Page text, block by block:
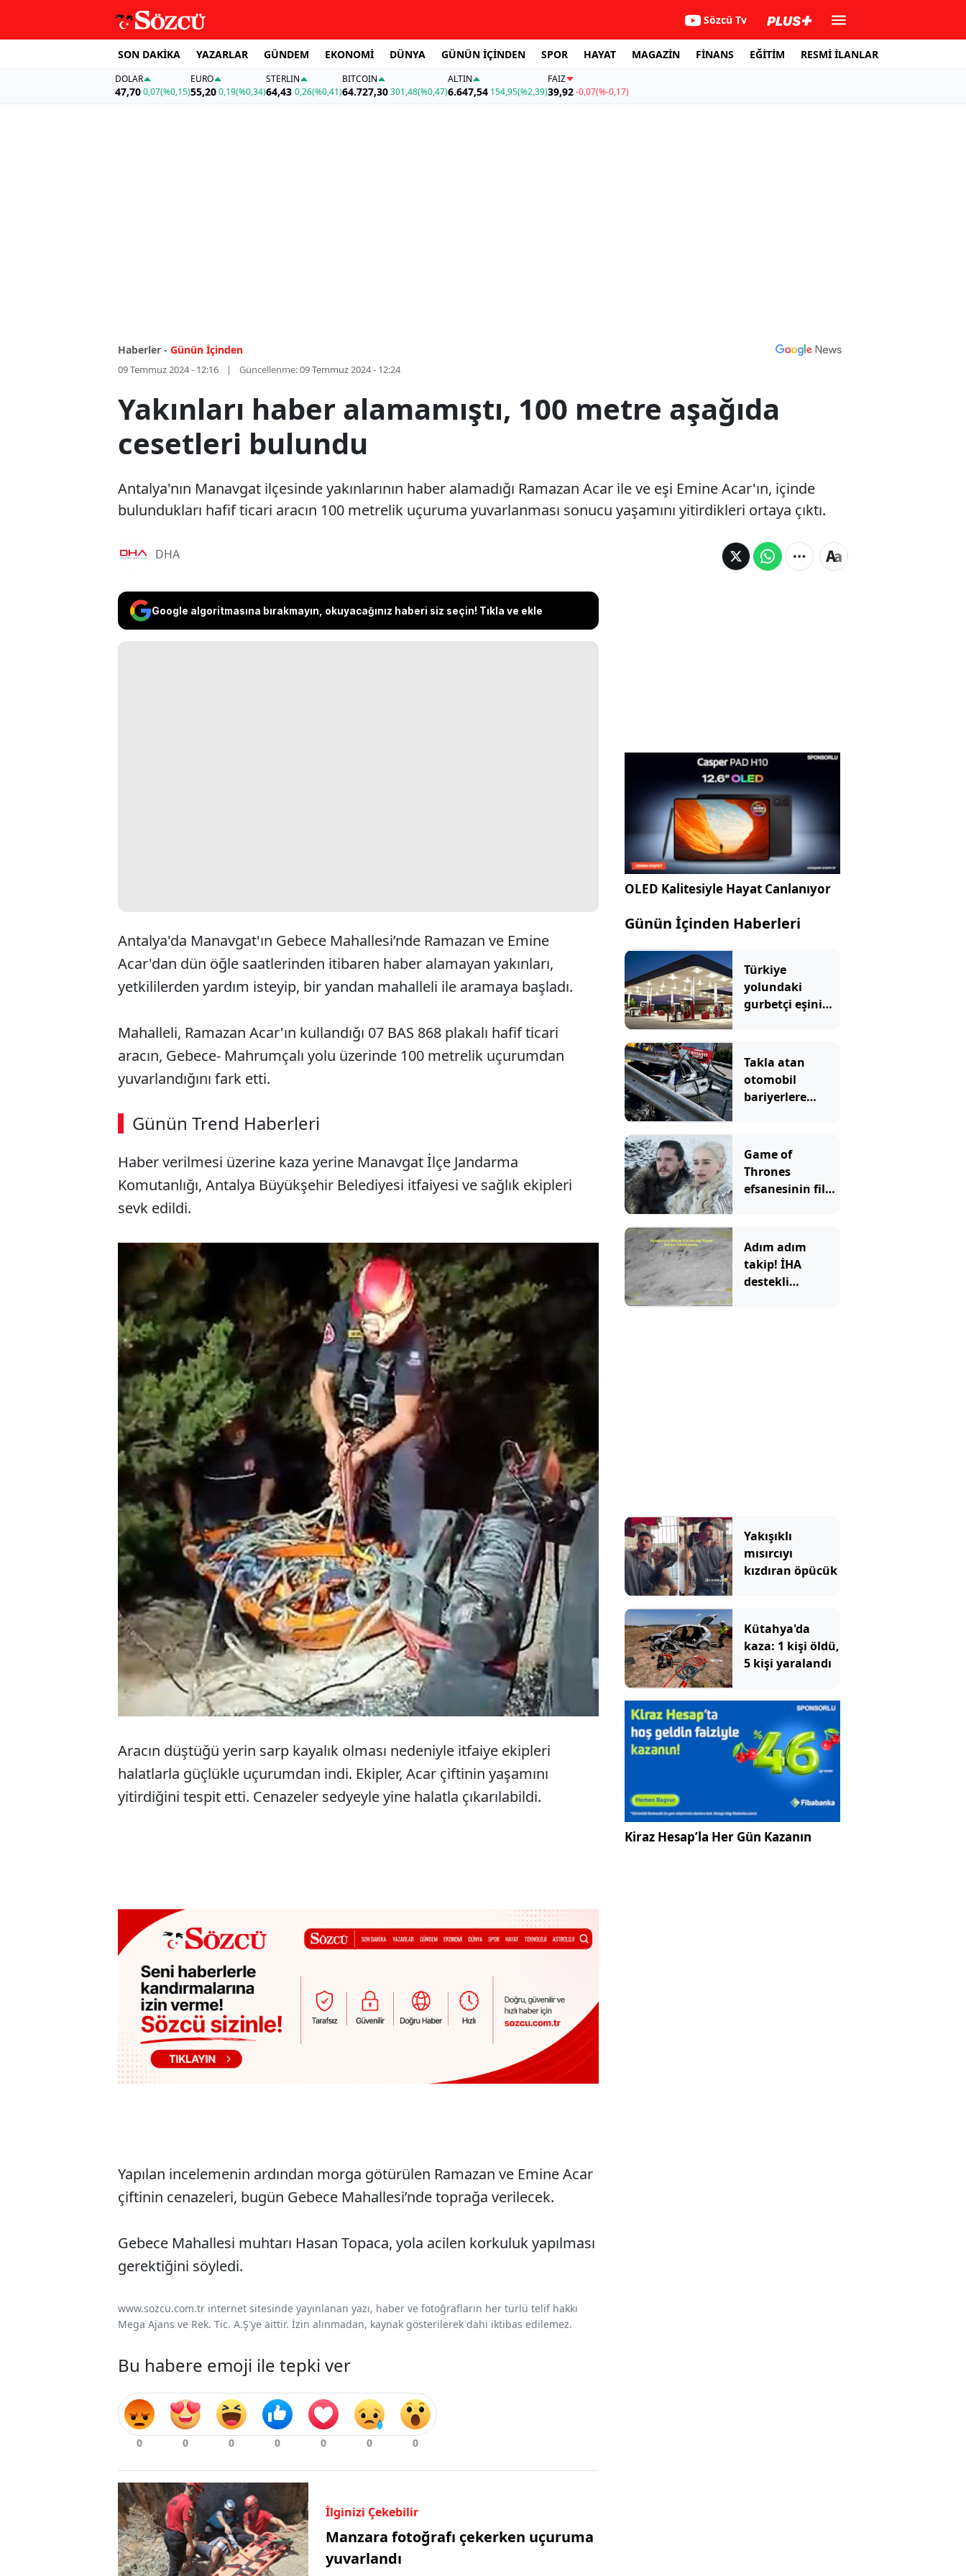
Sözcü Tv
SON DAKİKA YAZARLAR GÜNDEM EKONOMİ DÜNYA GÜNÜN İÇİNDEN SPOR HAYAT MAGAZİN FİNANS EĞİTİM RESMİ İLANLAR
DOLAR
47,700,07(%0,15)
EURO
55,20 0,19(%0,34)
STERLIN
64,43 0,26(%0,41)
BITCOIN
64.727,30301,48(%0,47)
ALTIN
6.647,54 154,95(%2,39)
FAİZ
39,92-0,07(%-0,17)
Haberler - Günün İçinden
09 Temmuz 2024 - 12:16 Güncellenme:09 Temmuz 2024 - 12:24
Yakınları haber alamamıştı, 100 metre aşağıda
cesetleri bulundu
Antalya'nın Manavgat ilçesinde yakınlarının haber alamadığı Ramazan Acar ile ve eşi Emine Acar'ın, içinde
bulundukları hafif ticari aracın 100 metrelik uçuruma yuvarlanması sonucu yaşamını yitirdikleri ortaya çıktı.
DHA
Google algoritmasına bırakmayın, okuyacağınız haberi siz seçin! Tıkla ve ekle
Antalya'da Manavgat'ın Gebece Mahallesi’nde Ramazan ve Emine
Acar'dan dün öğle saatlerinden itibaren haber alamayan yakınları,
yetkililerden yardım isteyip, bir yandan mahalleli ile aramaya başladı.
Mahalleli, Ramazan Acar'ın kullandığı 07 BAS 868 plakalı hafif ticari
aracın, Gebece- Mahrumçalı yolu üzerinde 100 metrelik uçurumdan
yuvarlandığını fark etti.
Günün Trend Haberleri
00:03 / 08:15
Haber verilmesi üzerine kaza yerine Manavgat İlçe Jandarma
Komutanlığı, Antalya Büyükşehir Belediyesi itfaiyesi ve sağlık ekipleri
sevk edildi.
Aracın düştüğü yerin sarp kayalık olması nedeniyle itfaiye ekipleri
halatlarla güçlükle uçurumdan indi. Ekipler, Acar çiftinin yaşamını
yitirdiğini tespit etti. Cenazeler sedyeyle yine halatla çıkarılabildi.
Yapılan incelemenin ardından morga götürülen Ramazan ve Emine Acar
çiftinin cenazeleri, bugün Gebece Mahallesi’nde toprağa verilecek.
Gebece Mahallesi muhtarı Hasan Topaca, yola acilen korkuluk yapılması
gerektiğini söyledi.
www.sozcu.com.tr internet sitesinde yayınlanan yazı, haber ve fotoğrafların her türlü telif hakkı
Mega Ajans ve Rek. Tic. A.Ş'ye aittir. İzin alınmadan, kaynak gösterilerek dahi iktibas edilemez.
Bu habere emoji ile tepki ver
İlginizi Çekebilir
Manzara fotoğrafı çekerken uçuruma
yuvarlandı
OLED Kalitesiyle Hayat Canlanıyor
Günün İçinden Haberleri
Türkiye
yolundaki
gurbetçi eşini
sonra yeniden
buluştular
Takla atan
otomobil
bariyerlere
Game of
Thrones
efsanesinin filmi
Adım adım
takip! İHA
destekli
Yakışıklı
mısırcıyı
kızdıran öpücük
Kütahya'da
kaza: 1 kişi öldü,
5 kişi yaralandı
Kiraz Hesap’la Her Gün Kazanın